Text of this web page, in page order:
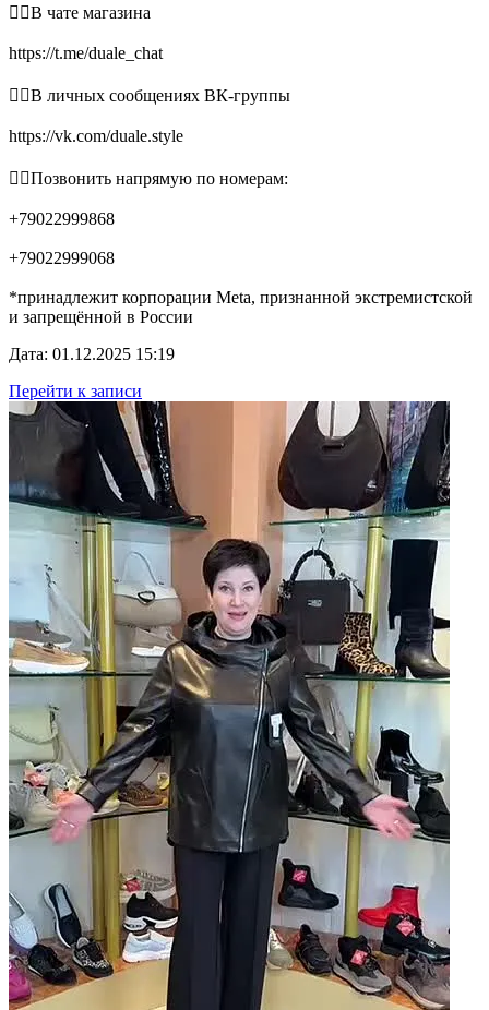
👉🏻В чате магазина
https://t.me/duale_chat
👉🏻В личных сообщениях ВК-группы
https://vk.com/duale.style
👉🏻Позвонить напрямую по номерам:
+79022999868
+79022999068
*принадлежит корпорации Meta, признанной экстремистской
и запрещённой в России
Дата: 01.12.2025 15:19
Перейти к записи